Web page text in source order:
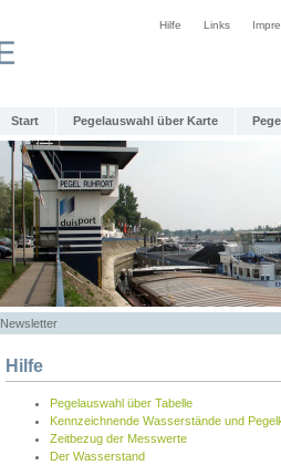
Hilfe Links
Start Pegelauswahl über Karte
Newsletter
Hilfe
Pegelauswahl über Tabelle
Kennzeichnende Wasserstände und
Zeitbezug der Messwerte
Der Wasserstand